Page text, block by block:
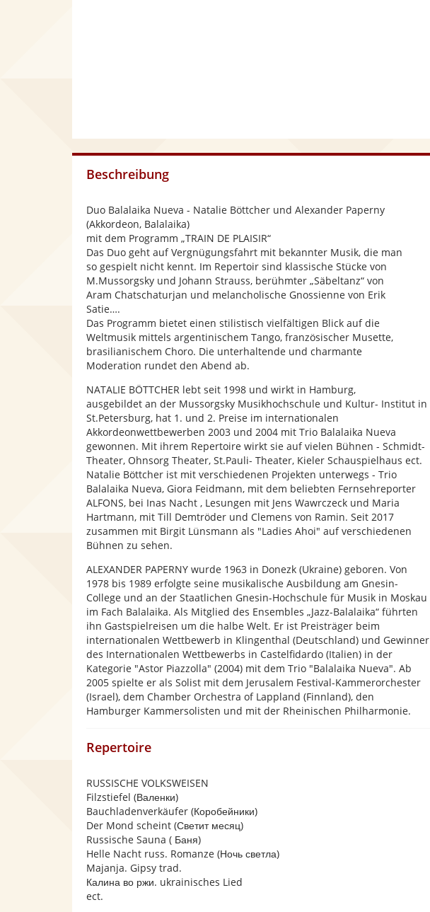
Beschreibung
Duo Balalaika Nueva - Natalie Böttcher und Alexander Paperny
(Akkordeon, Balalaika)
mit dem Programm „TRAIN DE PLAISIR“
Das Duo geht auf Vergnügungsfahrt mit bekannter Musik, die man
so gespielt nicht kennt. Im Repertoir sind klassische Stücke von
M.Mussorgsky und Johann Strauss, berühmter „Säbeltanz“ von
Aram Chatschaturjan und melancholische Gnossienne von Erik
Satie….
Das Programm bietet einen stilistisch vielfältigen Blick auf die
Weltmusik mittels argentinischem Tango, französischer Musette,
brasilianischem Choro. Die unterhaltende und charmante
Moderation rundet den Abend ab.
NATALIE BÖTTCHER lebt seit 1998 und wirkt in Hamburg,
ausgebildet an der Mussorgsky Musikhochschule und Kultur- Institut in
St.Petersburg, hat 1. und 2. Preise im internationalen
Akkordeonwettbewerben 2003 und 2004 mit Trio Balalaika Nueva
gewonnen. Mit ihrem Repertoire wirkt sie auf vielen Bühnen - Schmidt-
Theater, Ohnsorg Theater, St.Pauli- Theater, Kieler Schauspielhaus ect.
Natalie Böttcher ist mit verschiedenen Projekten unterwegs - Trio
Balalaika Nueva, Giora Feidmann, mit dem beliebten Fernsehreporter
ALFONS, bei Inas Nacht , Lesungen mit Jens Wawrczeck und Maria
Hartmann, mit Till Demtröder und Clemens von Ramin. Seit 2017
zusammen mit Birgit Lünsmann als "Ladies Ahoi" auf verschiedenen
Bühnen zu sehen.
ALEXANDER PAPERNY wurde 1963 in Donezk (Ukraine) geboren. Von
1978 bis 1989 erfolgte seine musikalische Ausbildung am Gnesin-
College und an der Staatlichen Gnesin-Hochschule für Musik in Moskau
im Fach Balalaika. Als Mitglied des Ensembles „Jazz-Balalaika“ führten
ihn Gastspielreisen um die halbe Welt. Er ist Preisträger beim
internationalen Wettbewerb in Klingenthal (Deutschland) und Gewinner
des Internationalen Wettbewerbs in Castelfidardo (Italien) in der
Kategorie "Astor Piazzolla" (2004) mit dem Trio "Balalaika Nueva". Ab
2005 spielte er als Solist mit dem Jerusalem Festival-Kammerorchester
(Israel), dem Chamber Orchestra of Lappland (Finnland), den
Hamburger Kammersolisten und mit der Rheinischen Philharmonie.
Repertoire
RUSSISCHE VOLKSWEISEN
Filzstiefel (Валенки)
Bauchladenverkäufer (Коробейники)
Der Mond scheint (Светит месяц)
Russische Sauna ( Баня)
Helle Nacht russ. Romanze (Ночь светла)
Majanja. Gipsy trad.
Калина во ржи. ukrainisches Lied
ect.